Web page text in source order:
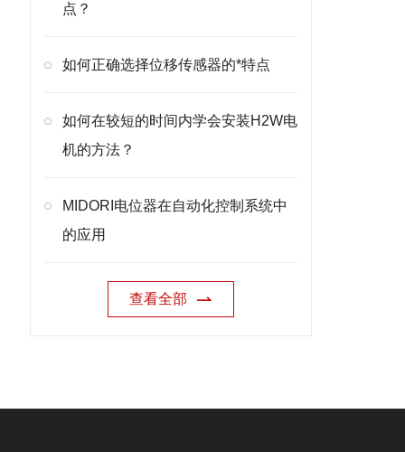
点？
如何正确选择位移传感器的*特点
如何在较短的时间内学会安装H2W电
机的方法？
MIDORI电位器在自动化控制系统中
的应用
查看全部